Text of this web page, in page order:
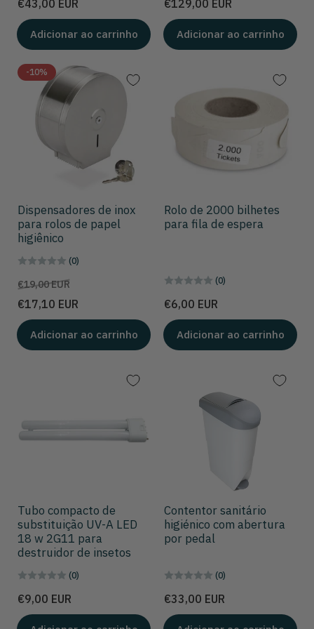
€43,00 EUR
Adicionar ao carrinho
€129,00 EUR
Adicionar ao carrinho
-10%
Dispensadores de inox
para rolos de papel
higiênico
(0)
Preço
€19,00 EUR
de
venda
€17,10 EUR
Adicionar ao carrinho
Rolo de 2000 bilhetes
para fila de espera
(0)
Preço
€6,00 EUR
Adicionar ao carrinho
Tubo compacto de
substituição UV-A LED
18 w 2G11 para
destruidor de insetos
(0)
Preço
€9,00 EUR
Contentor sanitário
higiénico com abertura
por pedal
(0)
Preço
€33,00 EUR